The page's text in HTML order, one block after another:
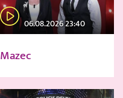
06.08.2026 23:40
Mazec